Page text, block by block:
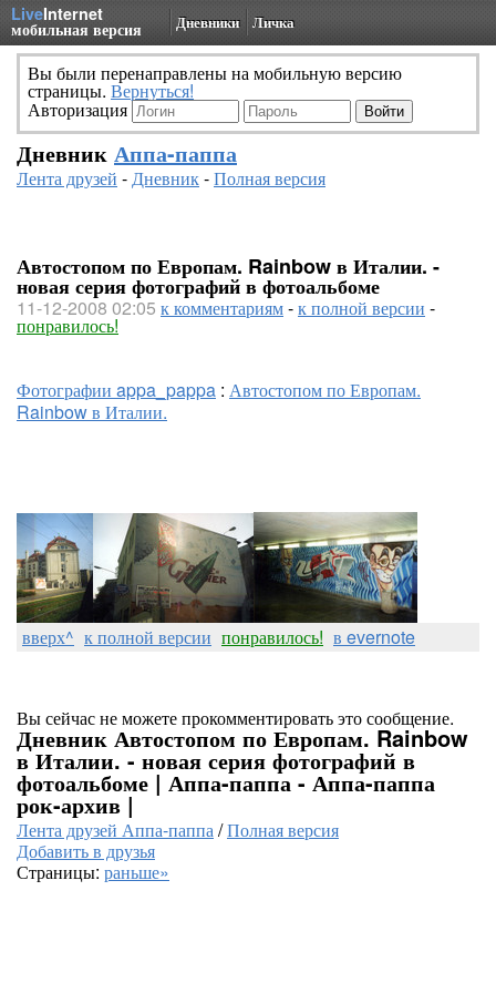
LiveInternet
мобильная версия Дневники Личка
Вы были перенаправлены на мобильную версию
страницы. Вернуться!
Авторизация
Дневник Аппа-паппа
Лента друзей -Дневник-Полная версия
Автостопом по Европам. Rainbow в Италии. -
новая серия фотографий в фотоальбоме
11-12-2008 02:05 к комментариям-к полной версии -
понравилось!
Фотографии appa_pappa : Автостопом по Европам.
Rainbow в Италии.
вверх^ к полной версии понравилось! в evernote
Вы сейчас не можете прокомментировать это сообщение.
Дневник Автостопом по Европам. Rainbow
в Италии. - новая серия фотографий в
фотоальбоме | Аппа-паппа - Аппа-паппа
рок-архив |
Лента друзей Аппа-паппа/Полная версия
Добавить в друзья
Страницы: раньше»